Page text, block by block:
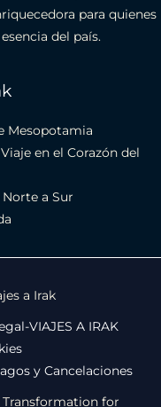
para quienes
del país.
Mesopotamia
en el Corazón del
Norte a Sur
a Irak
VIAJES A IRAK
y Cancelaciones
for